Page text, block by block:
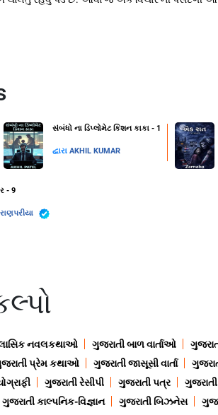
સંબંધો ના ડિપ્લોમેટ કિશન કાકા - 1
દ્વારા AKHIL KUMAR
- 9
નવલકથાઓ ગુજરાતી બાળ વાર્તાઓ
પ્રેમ કથાઓ ગુજરાતી જાસૂસી વાર્તા
ગુજરાતી રેસીપી ગુજરાતી પત્ર
ગુજરાતી
ગુજરાતી કાલ્પનિક-વિજ્ઞાન ગુજરાતી બિઝનેસ